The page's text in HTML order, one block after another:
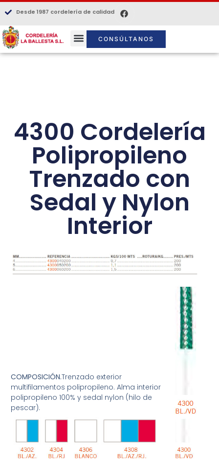
Desde 1987 cordelería de calidad
CONSÚLTANOS
4300 Cordelería
Polipropileno
Trenzado con
Sedal y Nylon
Interior
COMPOSICIÓN.Trenzado exterior
multifilamentos polipropileno. Alma interior
polipropileno 100% y sedal nylon (hilo de
pescar).